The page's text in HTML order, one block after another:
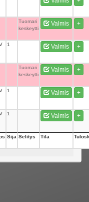
Tuomari
keskeytti
Valmis +
1 Valmis +
Tuomari
keskeytti
Valmis +
1 Valmis +
1 Valmis +
Sija Selitys Tila